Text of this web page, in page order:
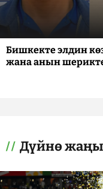
Бишкекте элдин
жана анын
Дүйнө